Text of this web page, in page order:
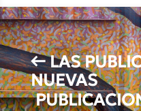
←LAS
NUEVAS